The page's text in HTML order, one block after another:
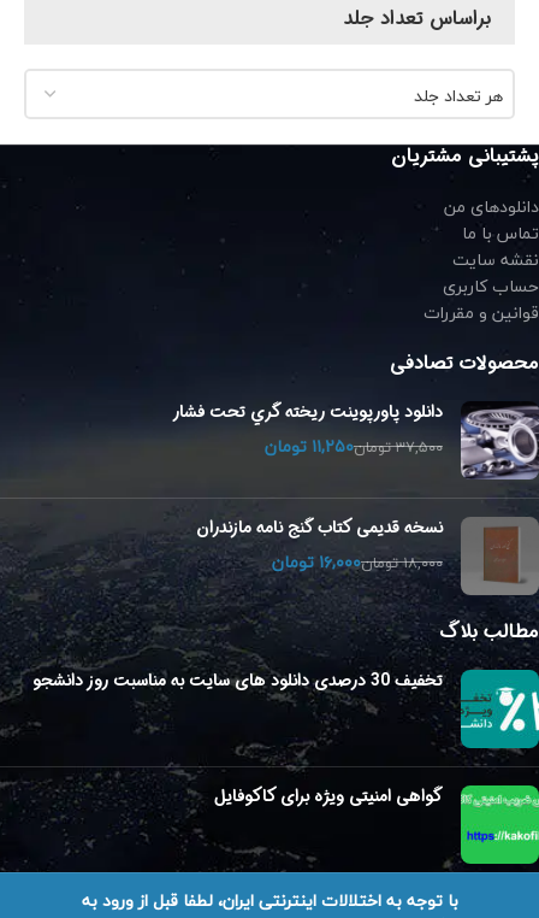
با توجه به اختلالات اینترنتی ایران، لطفا قبل از ورود به
براساس تعداد جلد
هر تعداد جلد
پشتیبانی مشتریان
دانلودهای من
تماس با ما
نقشه سایت
حساب کاربری
قوانین و مقررات
محصولات تصادفی
دانلود پاورپوینت ريخته گري تحت فشار
۳۷,۵۰۰تومان۱۱,۲۵۰ تومان
نسخه قدیمی کتاب گنج نامه مازندران
۱۸,۰۰۰تومان۱۶,۰۰۰ تومان
مطالب بلاگ
تخفیف 30 درصدی دانلود های سایت به مناسبت روز دانشجو
گواهی امنیتی ویژه برای کاکوفایل